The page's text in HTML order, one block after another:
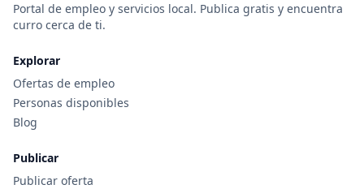
Portal de empleo y servicios local. Publica gratis y encuentra
curro cerca de ti.
Explorar
Ofertas de empleo
Personas disponibles
Blog
Publicar
Publicar oferta